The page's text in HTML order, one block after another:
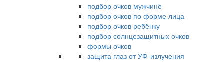
подбор очков мужчине
подбор очков по форме лица
подбор очков ребёнку
подбор солнцезащитных очков
формы очков
защита глаз от УФ-излучения